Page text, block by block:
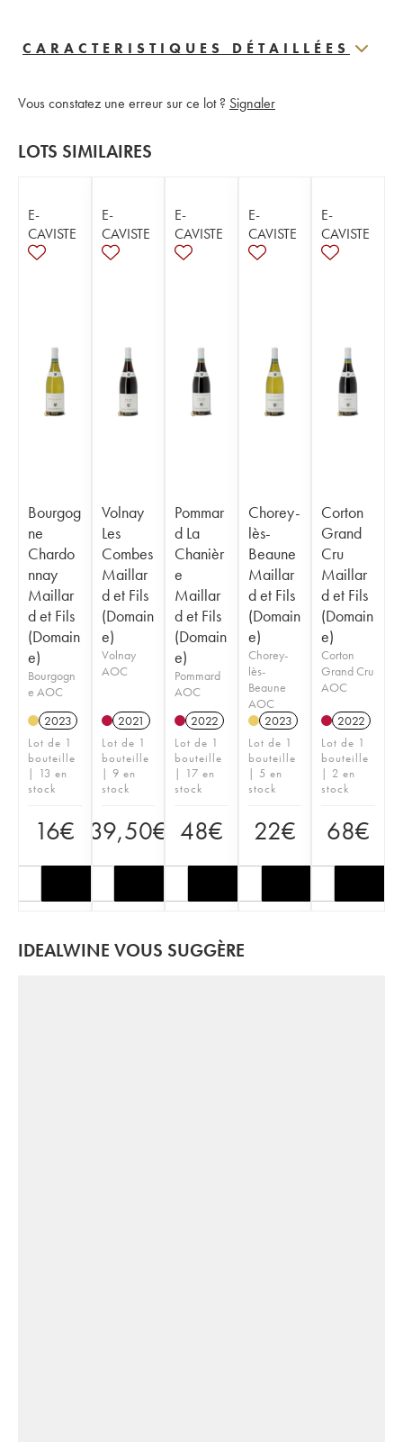
CARACTERISTIQUES DÉTAILLÉES
Vous constatez une erreur sur ce lot ? Signaler
LOTS SIMILAIRES
E-
CAVISTE
Bourgog
ne
Chardo
nnay
Maillar
d et Fils
(Domain
e)
Bourgogn
e AOC
2023
Lot de 1
bouteille
| 13 en
stock
16€
E-
CAVISTE
Volnay
Les
Combes
Maillar
d et Fils
(Domain
e)
Volnay
AOC
2021
Lot de 1
bouteille
| 9 en
stock
39,50€
E-
CAVISTE
Pommar
d La
Chanièr
e
Maillar
d et Fils
(Domain
e)
Pommard
AOC
2022
Lot de 1
bouteille
| 17 en
stock
48€
E-
CAVISTE
Chorey-
lès-
Beaune
Maillar
d et Fils
(Domain
e)
Chorey-
lès-
Beaune
AOC
2023
Lot de 1
bouteille
| 5 en
stock
22€
E-
CAVISTE
Corton
Grand
Cru
Maillar
d et Fils
(Domain
e)
Corton
Grand Cru
AOC
2022
Lot de 1
bouteille
| 2 en
stock
68€
IDEALWINE VOUS SUGGÈRE